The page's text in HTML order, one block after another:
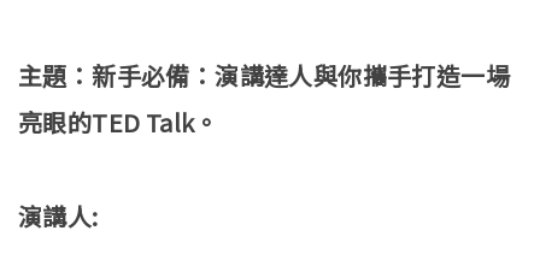
主題：新手必備：演講達人與你攜手打造一場
亮眼的TED Talk。
演講人: